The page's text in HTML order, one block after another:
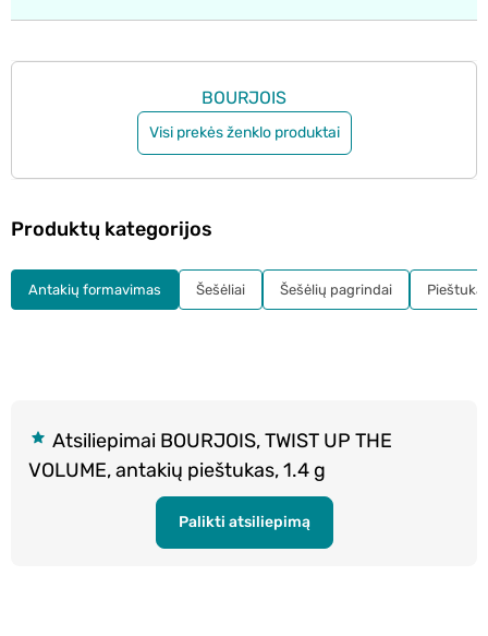
BOURJOIS
Visi prekės ženklo produktai
Atsiliepimai BOURJOIS, TWIST UP THE
VOLUME, antakių pieštukas, 1.4 g
Palikti atsiliepimą
Produktų kategorijos
Antakių formavimas Šešėliai Šešėlių pagrindai Pieštukai